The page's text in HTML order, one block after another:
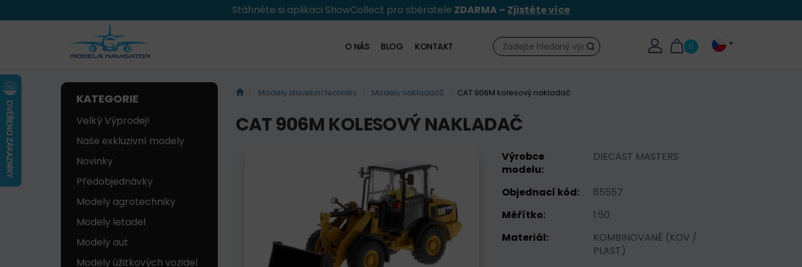
Stáhněte si aplikaci ShowCollect pro sběratele ZDARMA – Zjistěte více
0
Hledat
O NÁS BLOG KONTAKT
KATEGORIE
Velký Výprodej!
Naše exkluzivní modely
Novinky
Předobjednávky
Modely agrotechniky
Modely letadel
Modely aut
Modely úžitkových vozidel
Modely stavební techniky Modely nakladačů CAT 906M kolesový nakladač
CAT 906M KOLESOVÝ NAKLADAČ
Výrobce
modelu:
DIECAST MASTERS
Objednací kód:
85557
Měřítko:
1:50
Materiál:
KOMBINOVANĚ (KOV /
PLAST)